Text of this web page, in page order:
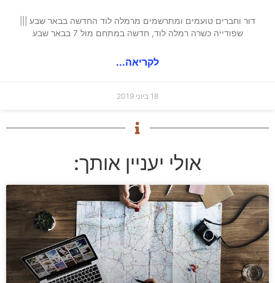
דור וחברים טועמים ומתרשמים מרמלה לוד החדשה בבאר שבע |||
שפודייה כשרה רמלה לוד, חדשה במתחם מול 7 בבאר שבע
לקריאה...
18 ביוני 2019
אולי יעניין אותך: